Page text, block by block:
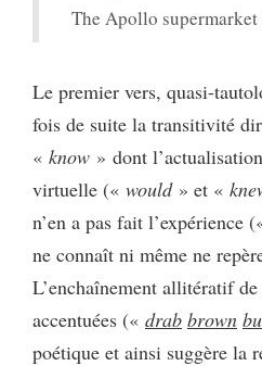
The Apollo
Le premier vers, quasi-
fois de suite la transitivité
« know » dont
virtuelle (« would» et «
n’en a pas fait l’expérience
ne connaît ni même ne
L’enchaînement allitératif
accentuées (« drab brown
poétique et ainsi suggère la